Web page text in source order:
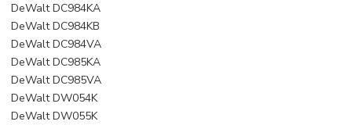
DeWalt DC984KA
DeWalt DC984KB
DeWalt DC984VA
DeWalt DC985KA
DeWalt DC985VA
DeWalt DW054K
DeWalt DW055K